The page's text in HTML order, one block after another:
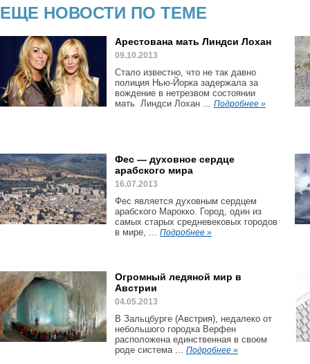
ЕЩЕ НОВОСТИ ПО ТЕМЕ
Арестована мать Линдси Лохан
09.10.2013
Стало известно, что не так давно
полиция Нью-Йорка задержала за
вождение в нетрезвом состоянии
мать Линдси Лохан ... Подробнее »
Фес — духовное сердце
арабского мира
16.07.2013
Фес является духовным сердцем
арабского Марокко. Город, один из
самых старых средневековых городов
в мире, ... Подробнее »
Огромный ледяной мир в
Австрии
04.05.2013
В Зальцбурге (Австрия), недалеко от
небольшого городка Верфен
расположена единственная в своем
роде система ... Подробнее »